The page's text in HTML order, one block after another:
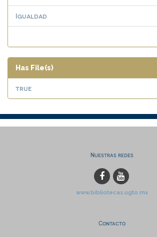
Igualdad
Has File(s)
true
Nuestras redes
www.bibliotecas.ugto.mx
Contacto